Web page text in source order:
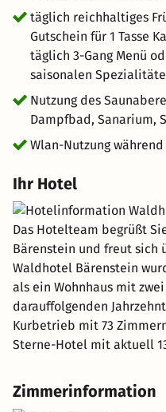
Geschichte. Besuchen
die Schlacht im
erkunden Sie das
Freilichtmuseum
Geschichte der Region zu
täglich reichhaltiges
Gutschein für 1 Tasse
täglich 3-Gang Menü
saisonalen
Nutzung des
Dampfbad, Sanarium,
Wlan-Nutzung
Ihr Hotel
Das Hotelteam begrüßt
Bärenstein und freut sich
Waldhotel Bärenstein
als ein Wohnhaus mit
darauffolgenden
Kurbetrieb mit 73
Sterne-Hotel mit aktuell
Zimmerinformation